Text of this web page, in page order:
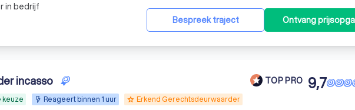
Bespreek traject Ontvang
in bedrijf
incasso TOP PRO
keuze Reageert binnen 1 uur grade Erkend Gerechtsdeurwaarder
9,7